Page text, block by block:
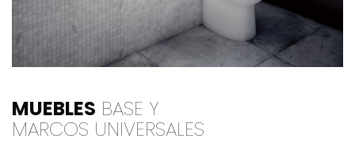
MUEBLES BASE Y
MARCOS UNIVERSALES